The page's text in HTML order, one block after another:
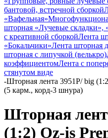
бантовой, встречной сборкой
«Вафельная»
шторная «Лучевые складки»,
с креативной сборкойЛента
«Бокальчики»Лента шторная
шторная с липучкой (велькро)
коэффициентомЛента с
стянутом виде
-Шторная лента 3951P/ big
(5 карм., корд-3 шнура)
Шторная
(1:2) Oz-is